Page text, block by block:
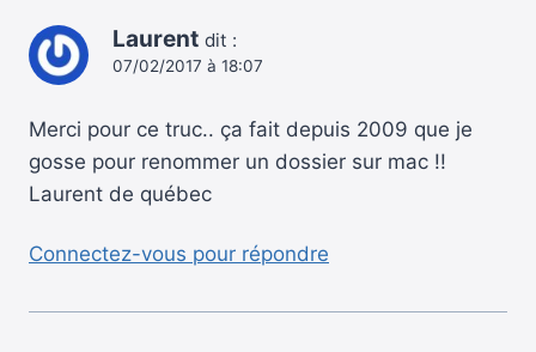
Laurent dit :
07/02/2017 à 18:07
Merci pour ce truc.. ça fait depuis 2009 que je
gosse pour renommer un dossier sur mac !!
Laurent de québec
Connectez-vous pour répondre